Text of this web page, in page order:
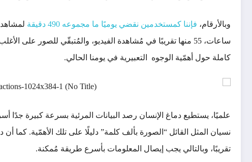
وبالأرقام، فإننا كمستخدمين نقضي يوميًا ما مجموعه 490 دقيقة
ساعات، 55 منها تقريبًا في مُشاهدة الفيديو، والمُتبقّي للصور على الأغلب. ومن هذا المُنطلق،
كاملة حول أهمّية الوجوه التعبيرية في يومنا الحالي.
تقريبًا، وبالتالي يجب إيصال المعلومات بأسرع طريقة مُمكنة.